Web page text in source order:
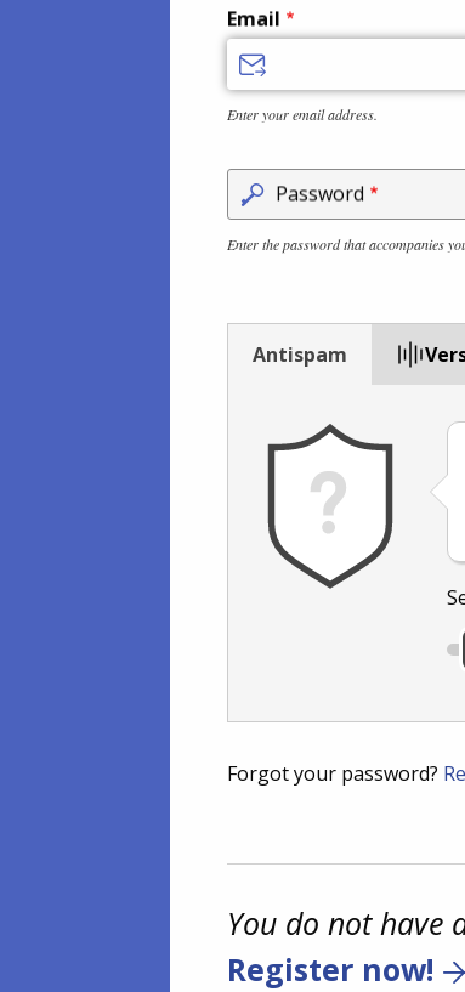
Email
Enter your email address.
Password
Enter the password that accompanies
Antispam
Forgot your password?
You do not have
Register now!